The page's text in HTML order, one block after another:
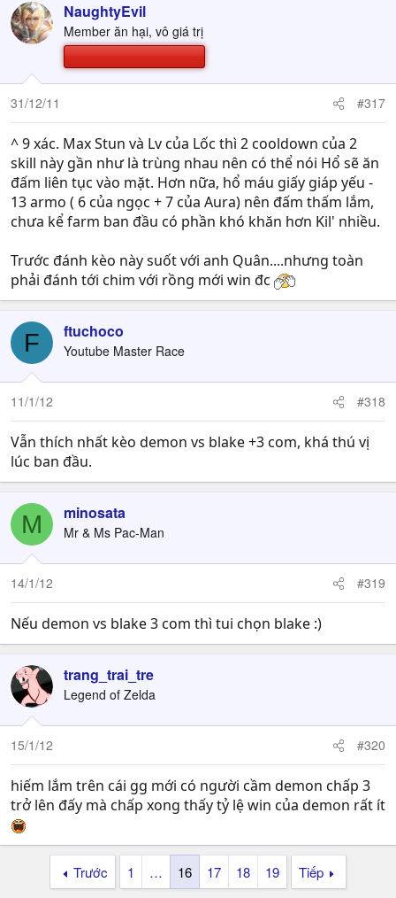
NaughtyEvil
Member ăn hại, vô giá trị
31/12/11 #317
^ 9 xác. Max Stun và Lv của Lốc thì 2 cooldown của 2
skill này gần như là trùng nhau nên có thể nói Hổ sẽ ăn
đấm liên tục vào mặt. Hơn nữa, hổ máu giấy giáp yếu -
13 armo ( 6 của ngọc + 7 của Aura) nên đấm thấm lắm,
chưa kể farm ban đầu có phần khó khăn hơn Kil' nhiều.
Trước đánh kèo này suốt với anh Quân....nhưng toàn
phải đánh tới chim với rồng mới win đc
F ftuchoco
Youtube Master Race
11/1/12 #318
Vẫn thích nhất kèo demon vs blake +3 com, khá thú vị
lúc ban đầu.
M minosata
Mr & Ms Pac-Man
14/1/12 #319
Nếu demon vs blake 3 com thì tui chọn blake :)
trang_trai_tre
Legend of Zelda
15/1/12 #320
hiếm lắm trên cái gg mới có người cầm demon chấp 3
trở lên đấy mà chấp xong thấy tỷ lệ win của demon rất ít
Trước 1 … 16 17 18 19 Tiếp